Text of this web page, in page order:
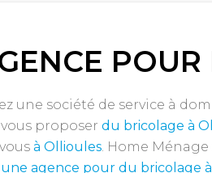
une société de service à
proposer du bricolage à
à Ollioules. Home
une agence pour du bricolage